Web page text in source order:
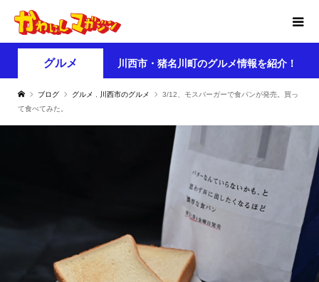
グルメ 川西市・猪名川町のグルメ情報を紹介！
ブログ グルメ 川西市のグルメ
3/12、モスバーガーで食パンが発売。買っ
て食べてみた。